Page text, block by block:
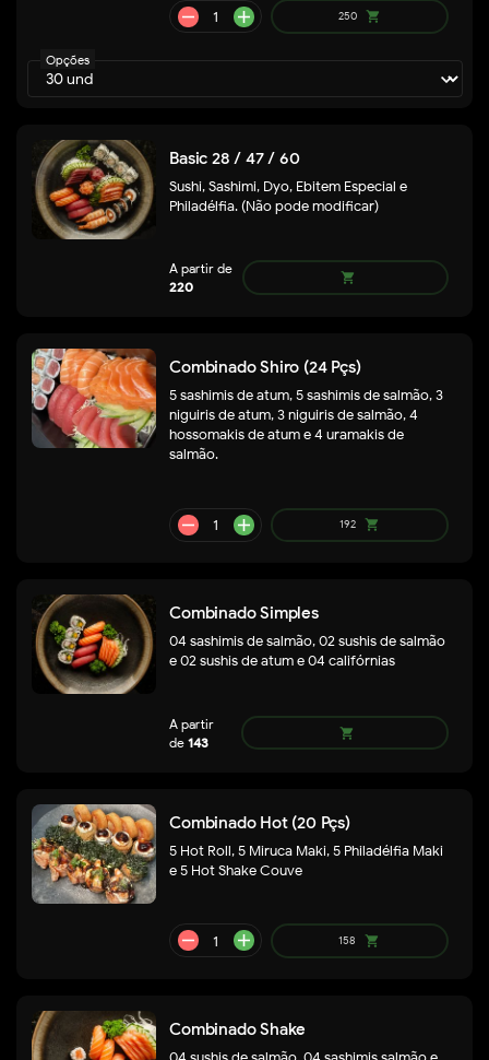
remove add
Opções
Basic 28 / 47 / 60
Sushi, Sashimi, Dyo, Ebitem Especial e
Philadélfia. (Não pode modificar)
Combinado Shiro (24 Pçs)
5 sashimis de atum, 5 sashimis de salmão, 3
niguiris de atum, 3 niguiris de salmão, 4
hossomakis de atum e 4 uramakis de
salmão.
Combinado Simples
04 sashimis de salmão, 02 sushis de salmão
e 02 sushis de atum e 04 califórnias
Combinado Hot (20 Pçs)
5 Hot Roll, 5 Miruca Maki, 5 Philadélfia Maki
e 5 Hot Shake Couve
Combinado Shake